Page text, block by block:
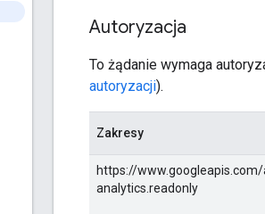
Autoryzacja
To żądanie wymaga
autoryzacji).
Zakresy
https://
analytics.readonly